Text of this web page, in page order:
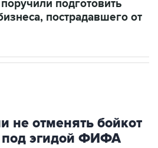
подготовить
пострадавшего от
отменять бойкот
под эгидой ФИФА